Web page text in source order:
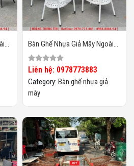
Bàn Ghế Nhựa Giả Mây Ngoài
Trời HTT132
Liên hệ: 0978773883
Category: Bàn ghế nhựa giả
mây